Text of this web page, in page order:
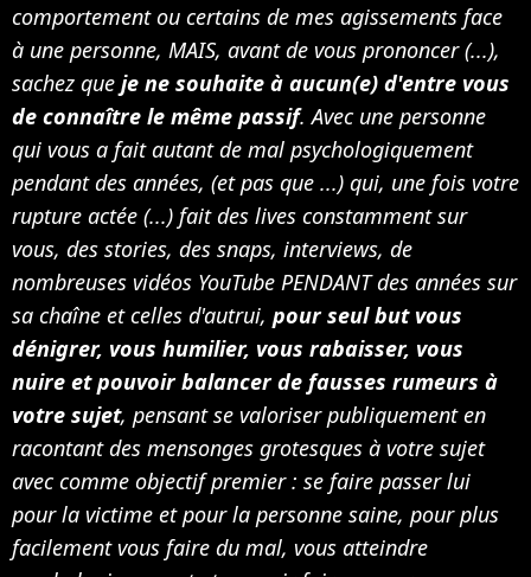
comportement ou certains de mes agissements face
à une personne, MAIS, avant de vous prononcer (...),
sachez que je ne souhaite à aucun(e) d'entre vous
de connaître le même passif. Avec une personne
qui vous a fait autant de mal psychologiquement
pendant des années, (et pas que ...) qui, une fois votre
rupture actée (...) fait des lives constamment sur
vous, des stories, des snaps, interviews, de
nombreuses vidéos YouTube PENDANT des années sur
sa chaîne et celles d'autrui, pour seul but vous
dénigrer, vous humilier, vous rabaisser, vous
nuire et pouvoir balancer de fausses rumeurs à
votre sujet, pensant se valoriser publiquement en
racontant des mensonges grotesques à votre sujet
avec comme objectif premier : se faire passer lui
pour la victime et pour la personne saine, pour plus
facilement vous faire du mal, vous atteindre